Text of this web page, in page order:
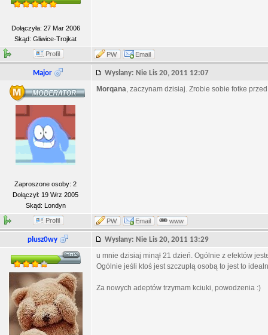
Dołączyła: 27 Mar 2006
Skąd: Gliwice-Trojkat
Profil PW Email
Major Wysłany: Nie Lis 20, 2011 12:07
Zaproszone osoby: 2
Dołączył: 19 Wrz 2005
Skąd: Londyn
Morqana, zaczynam dzisiaj. Zrobie sobie fotke
Profil PW Email www
plusz0wy Wysłany: Nie Lis 20, 2011 13:29
u mnie dzisiaj minął 21 dzień. Ogólnie z efektów
Ogólnie jeśli ktoś jest szczupłą osobą to jest to
Za nowych adeptów trzymam kciuki, powodzenia :)